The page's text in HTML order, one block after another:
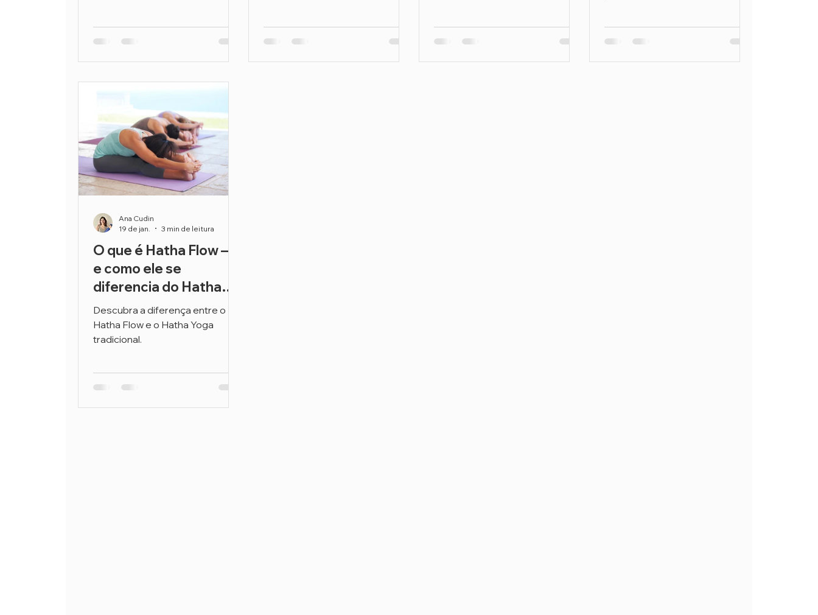
O que é Hatha Flow —
e como ele se
diferencia do Hatha
Yoga tradicional?
Descubra a diferença entre o
Hatha Flow e o Hatha Yoga
tradicional.
Ana Cudin
19 de jan.
3 min de leitura